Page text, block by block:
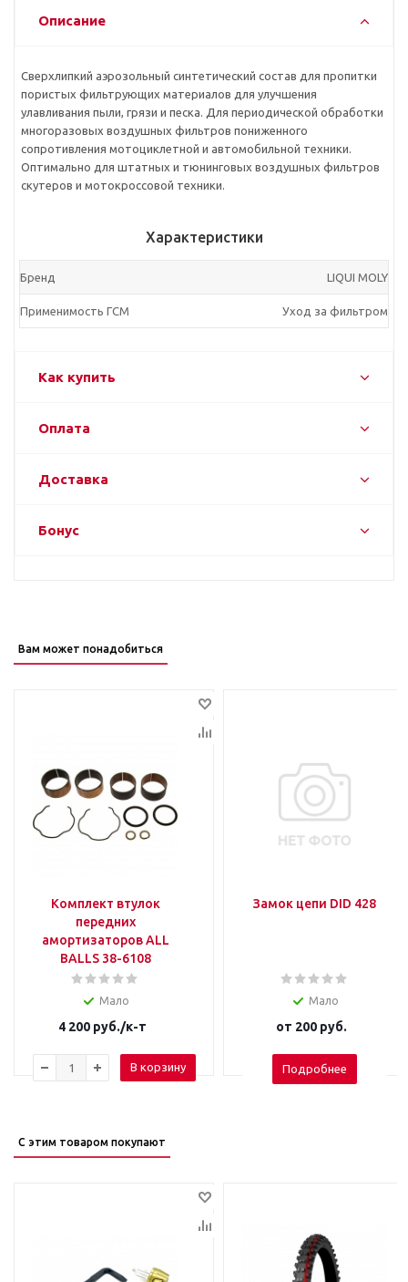
Описание
Сверхлипкий аэрозольный синтетический состав для пропитки
пористых фильтрующих материалов для улучшения
улавливания пыли, грязи и песка. Для периодической обработки
многоразовых воздушных фильтров пониженного
сопротивления мотоциклетной и автомобильной техники.
Оптимально для штатных и тюнинговых воздушных фильтров
скутеров и мотокроссовой техники.
Характеристики
Бренд LIQUI MOLY
Применимость ГСМ Уход за фильтром
Как купить
Оплата
Доставка
Бонус
Вам может понадобиться
Комплект втулок
передних
амортизаторов ALL
BALLS 38-6108
Мало
4 200руб./к-т
В корзину
Замок цепи DID 428
Мало
от 200 руб.
Подробнее
С этим товаром покупают